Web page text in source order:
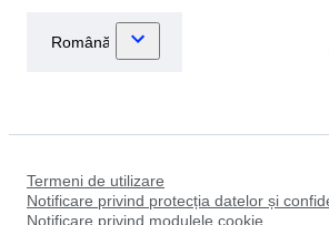
Termeni de utilizare
Notificare privind protecția datelor și
Notificare privind modulele cookie